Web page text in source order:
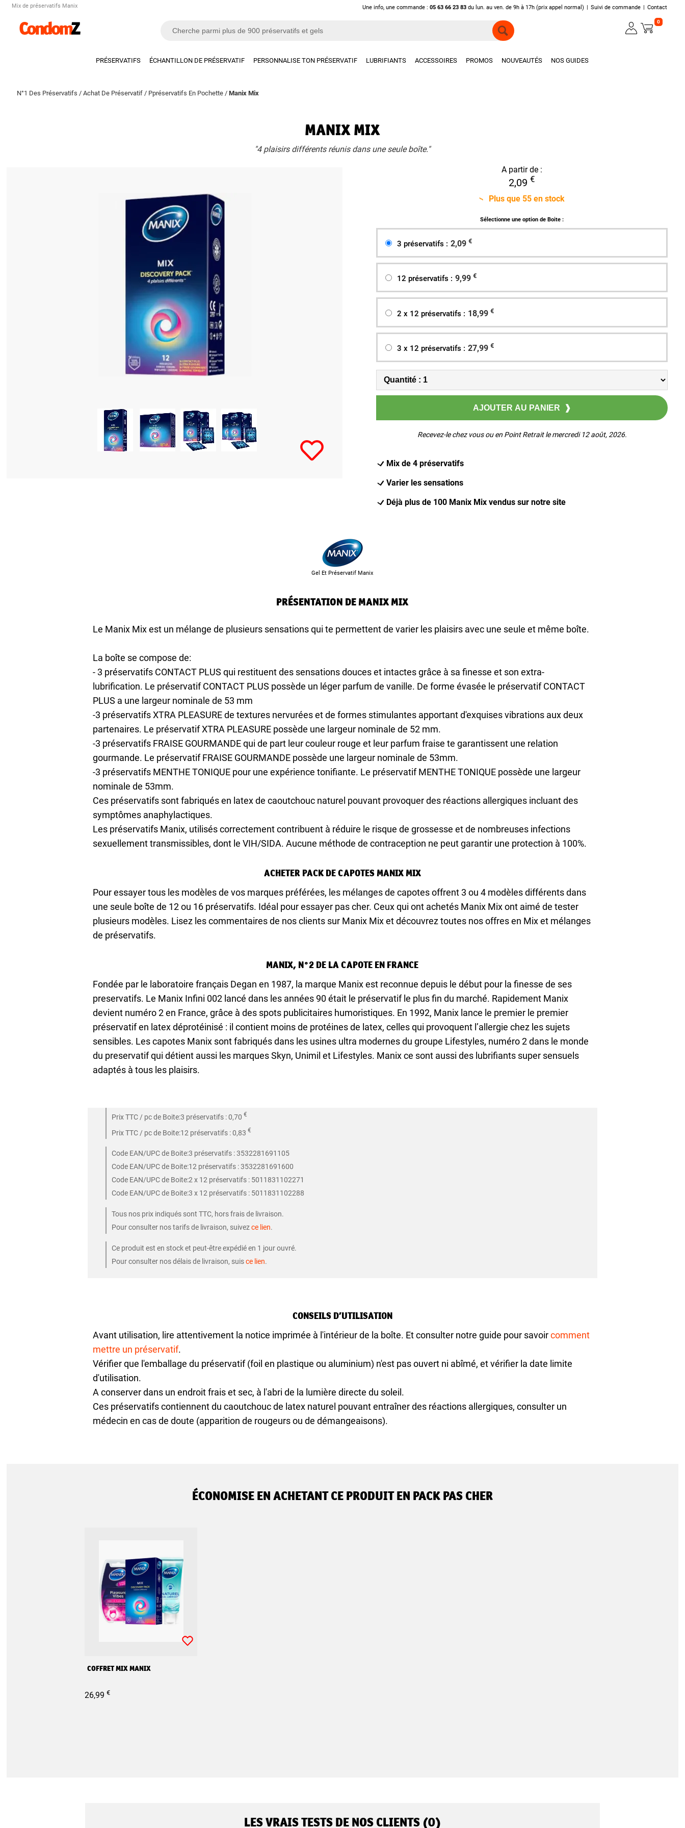
Mix de préservatifs Manix Une info, une commande :05 63 66 23 83 du lun. au ven. de 9h à 17h (prix appel normal) | Suivi de commande | Contact
0
PRÉSERVATIFS ÉCHANTILLON DE PRÉSERVATIF PERSONNALISE TON PRÉSERVATIF LUBRIFIANTS ACCESSOIRES PROMOS NOUVEAUTÉS NOS GUIDES
N°1 Des Préservatifs /Achat De Préservatif / Ppréservatifs En Pochette /Manix Mix
MANIX MIX
"4 plaisirs différents réunis dans une seule boîte."
A partir de :
2,09 €
Plus que 55 en stock
Sélectionne une option de Boite :
3 préservatifs : 2,09 €
12 préservatifs : 9,99 €
2 x 12 préservatifs : 18,99 €
3 x 12 préservatifs : 27,99 €
Recevez-le chez vous ou en Point Retrait le mercredi 12 août, 2026.
Mix de 4 préservatifs
Varier les sensations
Déjà plus de 100 Manix Mix vendus sur notre site
Gel Et Préservatif Manix
PRÉSENTATION DE MANIX MIX
Le Manix Mix est un mélange de plusieurs sensations qui te permettent de varier les plaisirs avec une seule et même boîte.
La boîte se compose de:
- 3 préservatifs CONTACT PLUS qui restituent des sensations douces et intactes grâce à sa finesse et son extra-
lubrification. Le préservatif CONTACT PLUS possède un léger parfum de vanille. De forme évasée le préservatif CONTACT
PLUS a une largeur nominale de 53 mm
-3 préservatifs XTRA PLEASURE de textures nervurées et de formes stimulantes apportant d'exquises vibrations aux deux
partenaires. Le préservatif XTRA PLEASURE possède une largeur nominale de 52 mm.
-3 préservatifs FRAISE GOURMANDE qui de part leur couleur rouge et leur parfum fraise te garantissent une relation
gourmande. Le préservatif FRAISE GOURMANDE possède une largeur nominale de 53mm.
-3 préservatifs MENTHE TONIQUE pour une expérience tonifiante. Le préservatif MENTHE TONIQUE possède une largeur
nominale de 53mm.
Ces préservatifs sont fabriqués en latex de caoutchouc naturel pouvant provoquer des réactions allergiques incluant des
symptômes anaphylactiques.
Les préservatifs Manix, utilisés correctement contribuent à réduire le risque de grossesse et de nombreuses infections
sexuellement transmissibles, dont le VIH/SIDA. Aucune méthode de contraception ne peut garantir une protection à 100%.
ACHETER PACK DE CAPOTES MANIX MIX
Pour essayer tous les modèles de vos marques préférées, les mélanges de capotes offrent 3 ou 4 modèles différents dans
une seule boîte de 12 ou 16 préservatifs. Idéal pour essayer pas cher. Ceux qui ont achetés Manix Mix ont aimé de tester
plusieurs modèles. Lisez les commentaires de nos clients sur Manix Mix et découvrez toutes nos offres en Mix et mélanges
de préservatifs.
MANIX, N°2 DE LA CAPOTE EN FRANCE
Fondée par le laboratoire français Degan en 1987, la marque Manix est reconnue depuis le début pour la finesse de ses
preservatifs. Le Manix Infini 002 lancé dans les années 90 était le préservatif le plus fin du marché. Rapidement Manix
devient numéro 2 en France, grâce à des spots publicitaires humoristiques. En 1992, Manix lance le premier le premier
préservatif en latex déprotéinisé : il contient moins de protéines de latex, celles qui provoquent l’allergie chez les sujets
sensibles. Les capotes Manix sont fabriqués dans les usines ultra modernes du groupe Lifestyles, numéro 2 dans le monde
du preservatif qui détient aussi les marques Skyn, Unimil et Lifestyles. Manix ce sont aussi des lubrifiants super sensuels
adaptés à tous les plaisirs.
Prix TTC / pc de Boite:3 préservatifs : 0,70 €
Prix TTC / pc de Boite:12 préservatifs : 0,83 €
Code EAN/UPC de Boite:3 préservatifs : 3532281691105
Code EAN/UPC de Boite:12 préservatifs : 3532281691600
Code EAN/UPC de Boite:2 x 12 préservatifs : 5011831102271
Code EAN/UPC de Boite:3 x 12 préservatifs : 5011831102288
Tous nos prix indiqués sont TTC, hors frais de livraison.
Pour consulter nos tarifs de livraison, suivezce lien.
Ce produit est en stock et peut-être expédié en 1 jour ouvré.
Pour consulter nos délais de livraison, suisce lien.
CONSEILS D’UTILISATION
Avant utilisation, lire attentivement la notice imprimée à l'intérieur de la boîte. Et consulter notre guide pour savoircomment
mettre un préservatif.
Vérifier que l'emballage du préservatif (foil en plastique ou aluminium) n'est pas ouvert ni abîmé, et vérifier la date limite
d'utilisation.
A conserver dans un endroit frais et sec, à l'abri de la lumière directe du soleil.
Ces préservatifs contiennent du caoutchouc de latex naturel pouvant entraîner des réactions allergiques, consulter un
médecin en cas de doute (apparition de rougeurs ou de démangeaisons).
ÉCONOMISE EN ACHETANT CE PRODUIT EN PACK PAS CHER
COFFRET MIX MANIX
26,99€
LES VRAIS TESTS DE NOS CLIENTS (0)